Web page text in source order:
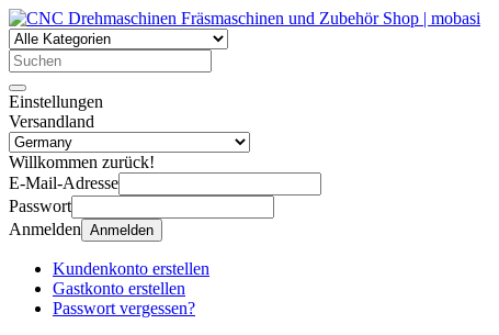
Einstellungen
Versandland
Willkommen zurück!
E-Mail-Adresse
Passwort
Anmelden Anmelden
Kundenkonto erstellen
Gastkonto erstellen
Passwort vergessen?